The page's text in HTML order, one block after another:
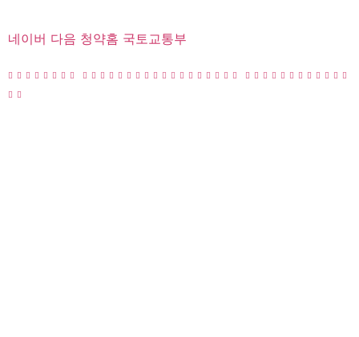
네이버 다음 청약홈 국토교통부